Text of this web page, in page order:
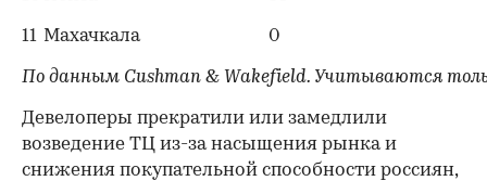
11 Махачкала 0
По данным Cushman & Wakefield. Учитываются
Девелоперы прекратили или замедлили
возведение ТЦ из-за насыщения рынка и
снижения покупательной способности россиян,